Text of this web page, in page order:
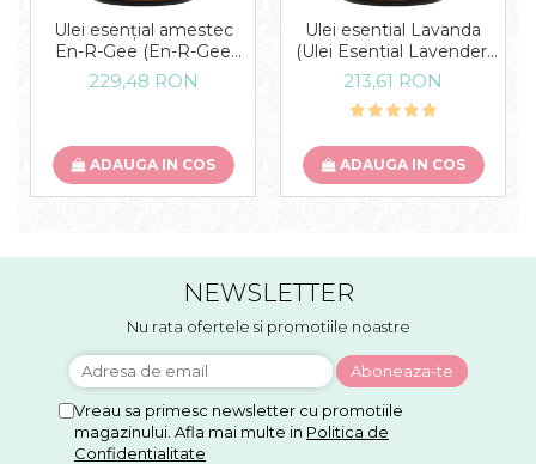
Ulei esențial amestec
En-R-Gee (En-R-Gee
Essential Oil Blend) 15 ML
229,48 RON
ADAUGA IN COS
Ulei esential Lavanda
(Ulei Esential Lavender)
15 ML
213,61 RON
ADAUGA IN COS
NEWSLETTER
Nu rata ofertele si promotiile noastre
Vreau sa primesc newsletter cu promotiile
magazinului. Afla mai multe in Politica de
Confidentialitate